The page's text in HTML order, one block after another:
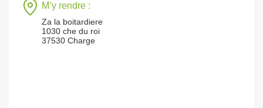
M’y rendre :
Za la boitardiere
1030 che du roi
37530 Charge